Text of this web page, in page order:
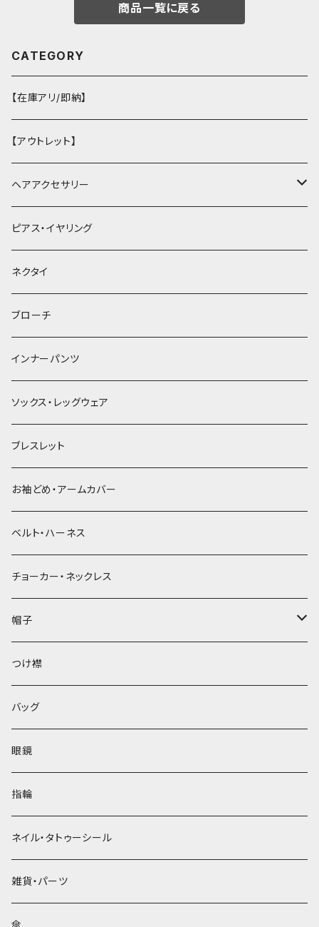
商品一覧に戻る
CATEGORY
【在庫アリ/即納】
【アウトレット】
ヘアアクセサリー
ヘアクリップ
ヘッドドレス・カチューシャ
ヘアゴム
簪
ピアス・イヤリング
ネクタイ
ブローチ
インナーパンツ
ソックス・レッグウェア
ブレスレット
お袖どめ・アームカバー
ベルト・ハーネス
チョーカー・ネックレス
帽子
ベレー帽
つけ襟
バッグ
眼鏡
指輪
ネイル・タトゥーシール
雑貨・パーツ
傘